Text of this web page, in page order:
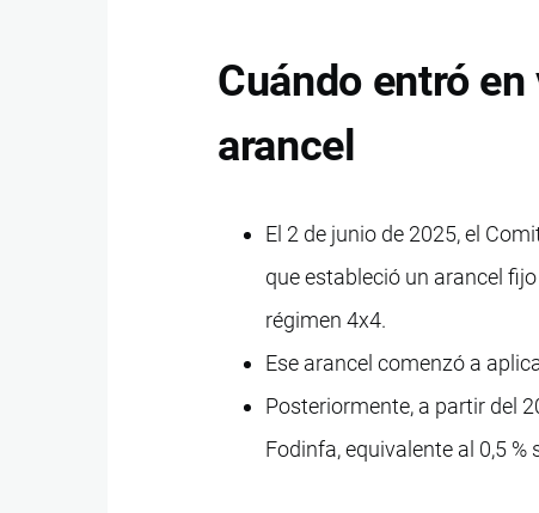
Cuándo entró
arancel
El 2 de junio de 2025, el
que estableció un arancel
régimen 4x4.
Ese arancel comenzó a
Posteriormente, a partir del
Fodinfa, equivalente al 0,5 %